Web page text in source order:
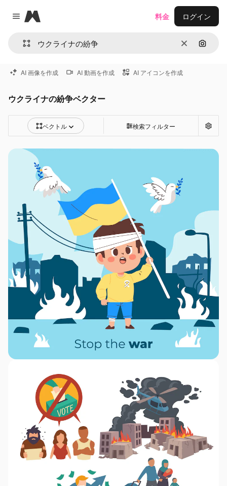
Close menu
Magnific
消去 画像で
料金 ログイン
AI 画像を作成 AI 動画を作成 AI アイコンを作成
ウクライナの紛争ベクター
ベクトル 検索フィルター